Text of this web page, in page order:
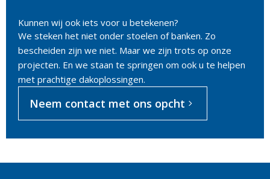
Kunnen wij ook iets voor u betekenen?
We steken het niet onder stoelen of banken. Zo
bescheiden zijn we niet. Maar we zijn trots op onze
projecten. En we staan te springen om ook u te helpen
met prachtige dakoplossingen.
Neem contact met ons opcht